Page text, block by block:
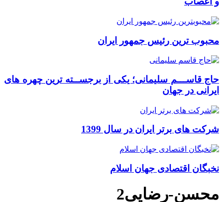
محبوب ترین رئیس جمهور ایران
حاج قاســـم سلیمانی؛ یکی از برجســته ترین چهره های
ایرانی در جهان
شرکت های برتر ایران در سال 1399
نخبگان اقتصادی جهان اسلام
محسن-رضایی2